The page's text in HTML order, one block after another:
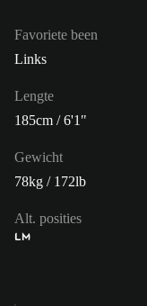
Favoriete been
Links
Lengte
185cm / 6'1"
Gewicht
78kg / 172lb
Alt. posities
LM